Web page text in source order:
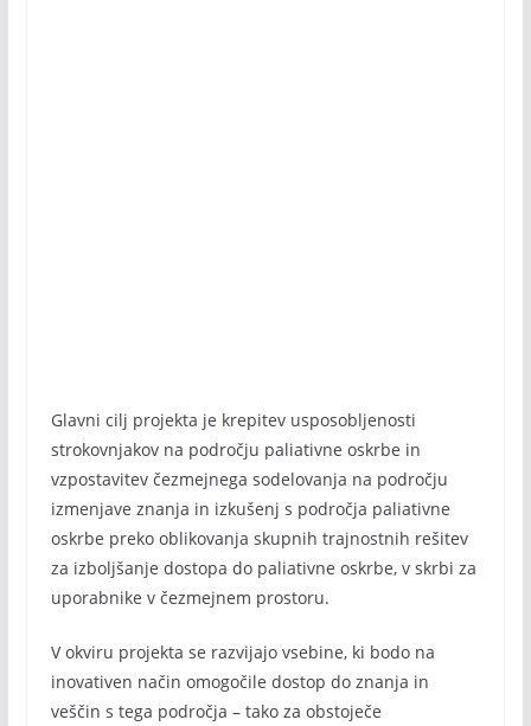
Glavni cilj projekta je krepitev usposobljenosti
strokovnjakov na področju paliativne oskrbe in
vzpostavitev čezmejnega sodelovanja na področju
izmenjave znanja in izkušenj s področja paliativne
oskrbe preko oblikovanja skupnih trajnostnih rešitev
za izboljšanje dostopa do paliativne oskrbe, v skrbi za
uporabnike v čezmejnem prostoru.
V okviru projekta se razvijajo vsebine, ki bodo na
inovativen način omogočile dostop do znanja in
veščin s tega področja – tako za obstoječe